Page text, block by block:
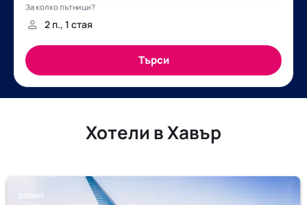
Хотели в Хавър
ДЮВИЛ